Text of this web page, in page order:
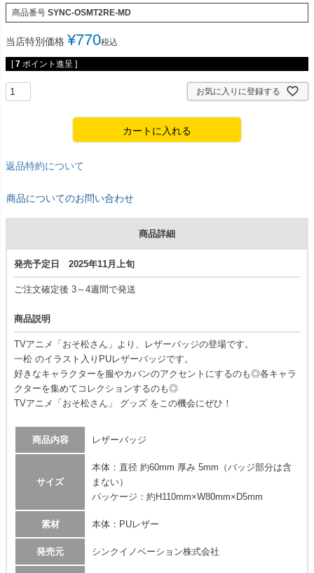
商品番号 SYNC-OSMT2RE-MD
当店特別価格 ¥770税込
[ 7 ポイント進呈 ]
お気に入りに登録する
カートに入れる
返品特約について
商品についてのお問い合わせ
商品詳細
発売予定日 2025年11月上旬
ご注文確定後 3～4週間で発送
商品説明
TVアニメ「おそ松さん」より、レザーバッジの登場です。
一松 のイラスト入りPUレザーバッジです。
好きなキャラクターを服やカバンのアクセントにするのも◎各キャラ
クターを集めてコレクションするのも◎
TVアニメ「おそ松さん」 グッズ をこの機会にぜひ！
商品内容 レザーバッジ
サイズ
本体：直径 約60mm 厚み 5mm（バッジ部分は含
まない）
パッケージ：約H110mm×W80mm×D5mm
素材 本体：PUレザー
発売元 シンクイノベーション株式会社